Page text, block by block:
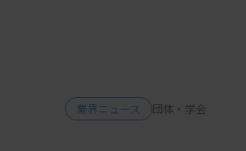
業界ニュース 団体・学会